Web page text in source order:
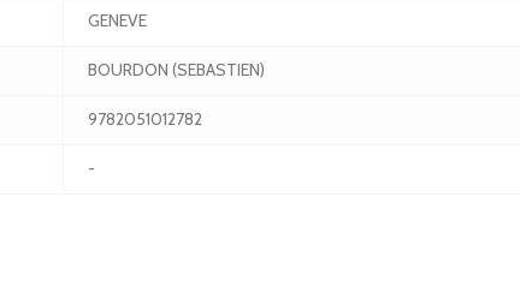
GENEVE
BOURDON (SEBASTIEN)
9782051012782
-